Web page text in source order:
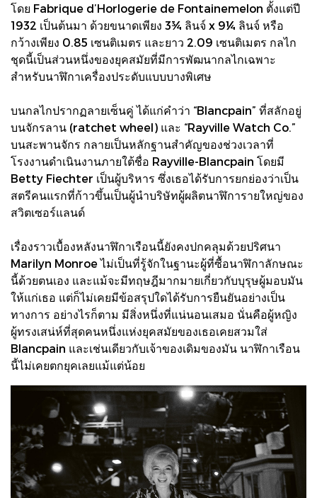
โดย Fabrique d’Horlogerie de Fontainemelon ตั้งแต่ปี
1932 เป็นต้นมา ด้วยขนาดเพียง 3¾ ลินจ์ x 9¼ ลินจ์ หรือ
กว้างเพียง 0.85 เซนติเมตร และยาว 2.09 เซนติเมตร กลไก
ชุดนี้เป็นส่วนหนึ่งของยุคสมัยที่มีการพัฒนากลไกเฉพาะ
สำหรับนาฬิกาเครื่องประดับแบบบางพิเศษ
บนกลไกปรากฏลายเซ็นคู่ ได้แก่คำว่า “Blancpain” ที่สลักอยู่
บนจักรลาน (ratchet wheel) และ “Rayville Watch Co.”
บนสะพานจักร กลายเป็นหลักฐานสำคัญของช่วงเวลาที่
โรงงานดำเนินงานภายใต้ชื่อ Rayville-Blancpain โดยมี
Betty Fiechter เป็นผู้บริหาร ซึ่งเธอได้รับการยกย่องว่าเป็น
สตรีคนแรกที่ก้าวขึ้นเป็นผู้นำบริษัทผู้ผลิตนาฬิการายใหญ่ของ
สวิตเซอร์แลนด์
เรื่องราวเบื้องหลังนาฬิกาเรือนนี้ยังคงปกคลุมด้วยปริศนา
Marilyn Monroe ไม่เป็นที่รู้จักในฐานะผู้ที่ซื้อนาฬิกาลักษณะ
นี้ด้วยตนเอง และแม้จะมีทฤษฎีมากมายเกี่ยวกับบุรุษผู้มอบมัน
ให้แก่เธอ แต่ก็ไม่เคยมีข้อสรุปใดได้รับการยืนยันอย่างเป็น
ทางการ อย่างไรก็ตาม มีสิ่งหนึ่งที่แน่นอนเสมอ นั่นคือผู้หญิง
ผู้ทรงเสน่ห์ที่สุดคนหนึ่งแห่งยุคสมัยของเธอเคยสวมใส่
Blancpain และเช่นเดียวกับเจ้าของเดิมของมัน นาฬิกาเรือน
นี้ไม่เคยตกยุคเลยแม้แต่น้อย